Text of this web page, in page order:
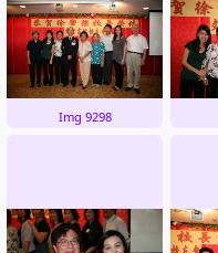
Img 9298